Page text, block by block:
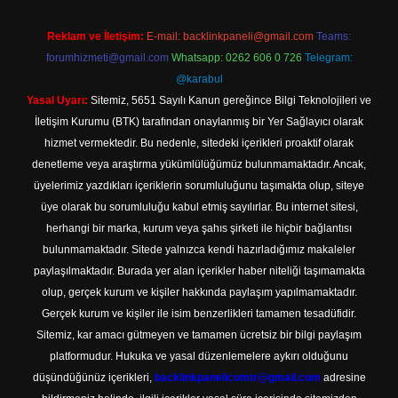
Reklam ve İletişim: E-mail: backlinkpaneli@gmail.com Teams:
forumhizmeti@gmail.com Whatsapp: 0262 606 0 726 Telegram:
@karabul
Yasal Uyarı: Sitemiz, 5651 Sayılı Kanun gereğince Bilgi Teknolojileri ve
İletişim Kurumu (BTK) tarafından onaylanmış bir Yer Sağlayıcı olarak
hizmet vermektedir. Bu nedenle, sitedeki içerikleri proaktif olarak
denetleme veya araştırma yükümlülüğümüz bulunmamaktadır. Ancak,
üyelerimiz yazdıkları içeriklerin sorumluluğunu taşımakta olup, siteye
üye olarak bu sorumluluğu kabul etmiş sayılırlar. Bu internet sitesi,
herhangi bir marka, kurum veya şahıs şirketi ile hiçbir bağlantısı
bulunmamaktadır. Sitede yalnızca kendi hazırladığımız makaleler
paylaşılmaktadır. Burada yer alan içerikler haber niteliği taşımamakta
olup, gerçek kurum ve kişiler hakkında paylaşım yapılmamaktadır.
Gerçek kurum ve kişiler ile isim benzerlikleri tamamen tesadüfidir.
Sitemiz, kar amacı gütmeyen ve tamamen ücretsiz bir bilgi paylaşım
platformudur. Hukuka ve yasal düzenlemelere aykırı olduğunu
düşündüğünüz içerikleri, backlinkpanelicomtr@gmail.com adresine